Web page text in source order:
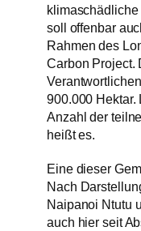
soll offenbar
Rahmen des
Carbon Project.
900.000 Hektar.
Anzahl der
heißt es.
Eine dieser
Nach
Naipanoi Ntutu
auch hier seit